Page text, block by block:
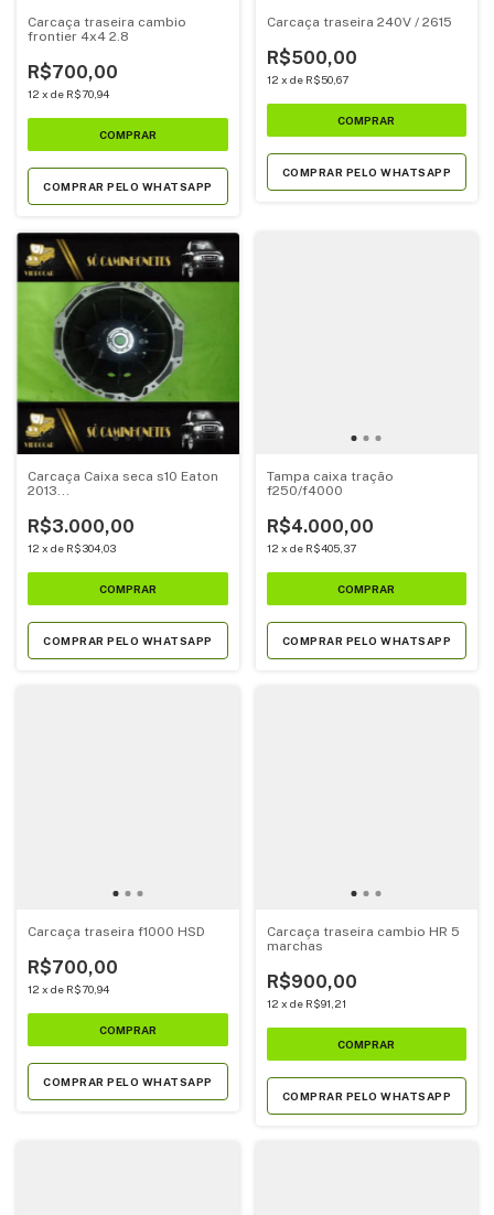
Carcaça traseira cambio
frontier 4x4 2.8
R$700,00
12 x de R$70,94
COMPRAR PELO WHATSAPP
Carcaça traseira 240V / 2615
R$500,00
12 x de R$50,67
COMPRAR PELO WHATSAPP
Carcaça Caixa seca s10 Eaton
2013...
R$3.000,00
12 x de R$304,03
COMPRAR PELO WHATSAPP
Tampa caixa tração
f250/f4000
R$4.000,00
12 x de R$405,37
COMPRAR PELO WHATSAPP
Carcaça traseira f1000 HSD
R$700,00
12 x de R$70,94
COMPRAR PELO WHATSAPP
Carcaça traseira cambio HR 5
marchas
R$900,00
12 x de R$91,21
COMPRAR PELO WHATSAPP